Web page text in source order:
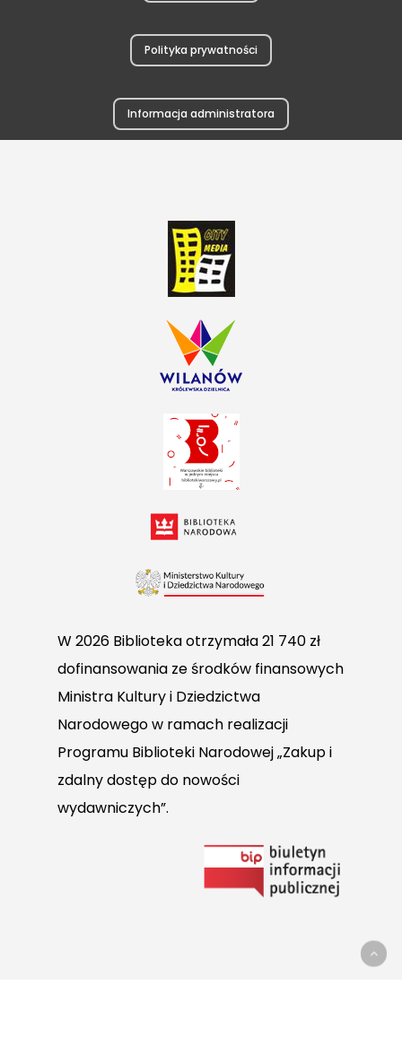
Polityka prywatności
Informacja administratora
W 2026 Biblioteka otrzymała 21 740 zł
dofinansowania ze środków finansowych
Ministra Kultury i Dziedzictwa
Narodowego w ramach realizacji
Programu Biblioteki Narodowej „Zakup i
zdalny dostęp do nowości
wydawniczych”.
do